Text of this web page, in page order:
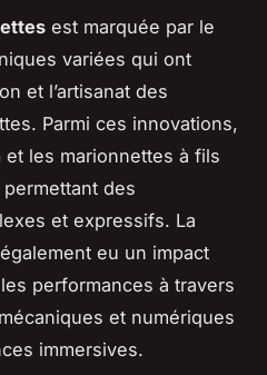
est marquée par le
variées qui ont
et l’artisanat des
Parmi ces innovations,
et les marionnettes à fils
des
et expressifs. La
eu un impact
performances à travers
et numériques
immersives.